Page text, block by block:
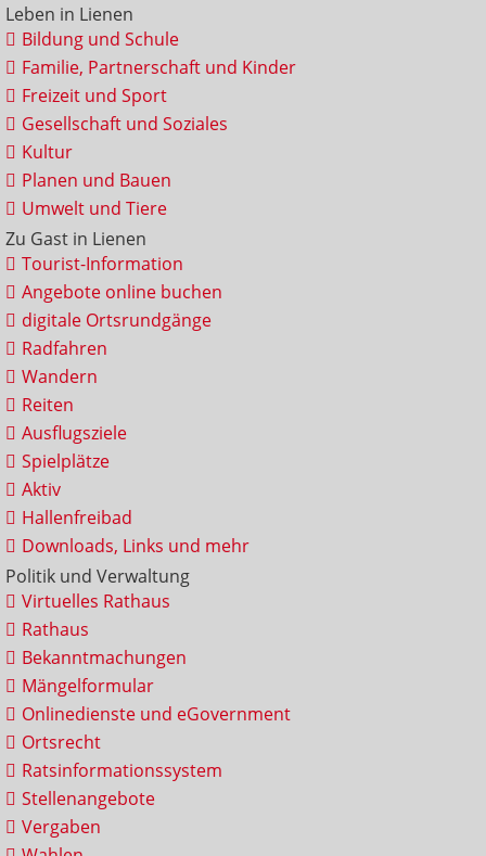
Leben in Lienen
Bildung und Schule
Familie, Partnerschaft und Kinder
Freizeit und Sport
Gesellschaft und Soziales
Kultur
Planen und Bauen
Umwelt und Tiere
Zu Gast in Lienen
Tourist-Information
Angebote online buchen
digitale Ortsrundgänge
Radfahren
Wandern
Reiten
Ausflugsziele
Spielplätze
Aktiv
Hallenfreibad
Downloads, Links und mehr
Politik und Verwaltung
Virtuelles Rathaus
Rathaus
Bekanntmachungen
Mängelformular
Onlinedienste und eGovernment
Ortsrecht
Ratsinformationssystem
Stellenangebote
Vergaben